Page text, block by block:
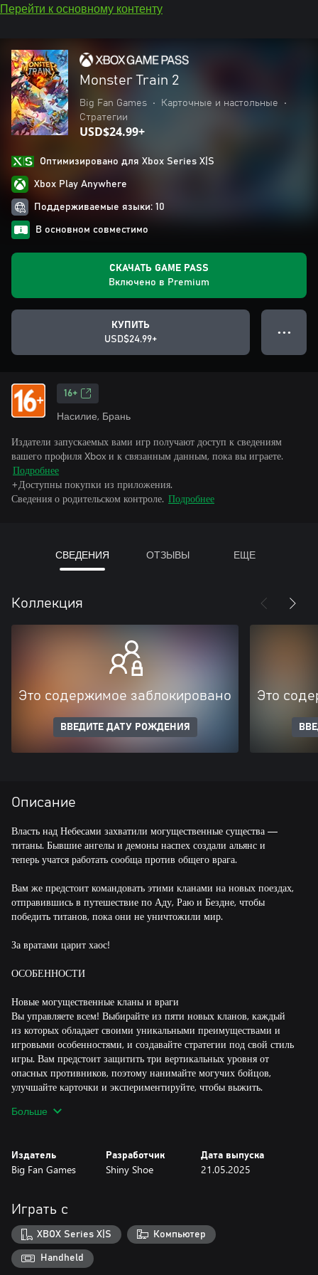
Перейти к основному контенту
Monster Train 2
Big Fan Games • Карточные и настольные
•
Стратегии
USD$24.99+
Оптимизировано для Xbox Series X|S
Xbox Play Anywhere
Поддерживаемые языки: 10
В основном совместимо
СКАЧАТЬ GAME PASS
Включено в Premium
КУПИТЬ
USD$24.99+
● ● ●
16+
Насилие, Брань
Издатели запускаемых вами игр получают доступ к сведениям
вашего профиля Xbox и к связанным данным, пока вы играете.
Подробнее
+Доступны покупки из приложения.
Сведения о родительском контроле. Подробнее
СВЕДЕНИЯ ОТЗЫВЫ ЕЩЕ
Коллекция
Это содержимое заблокировано
ВВЕДИТЕ ДАТУ РОЖДЕНИЯ
Это
Описание
Власть над Небесами захватили могущественные существа —
титаны. Бывшие ангелы и демоны наспех создали альянс и
теперь учатся работать сообща против общего врага.
Вам же предстоит командовать этими кланами на новых поездах,
отправившись в путешествие по Аду, Раю и Бездне, чтобы
победить титанов, пока они не уничтожили мир.
За вратами царит хаос!
ОСОБЕННОСТИ
Новые могущественные кланы и враги
Вы управляете всем! Выбирайте из пяти новых кланов, каждый
из которых обладает своими уникальными преимуществами и
игровыми особенностями, и создавайте стратегии под свой стиль
игры. Вам предстоит защитить три вертикальных уровня от
опасных противников, поэтому нанимайте могучих бойцов,
улучшайте карточки и экспериментируйте, чтобы выжить.
усиливают ваш поезд и предоставляют вам стратегические
преимущества над врагами. Применяемые к бойцам карты
Динамические особенности и глубина
Форпост Согласия — это оживленный центр, который вы будете
посещать после каждой поездки. Здесь вы получите доступ к
главным возможностям Monster Train 2, а также узнаете истории
персонажей и сможете продвинуться по сюжету игры.
Больше
Издатель
Big Fan Games
Разработчик
Shiny Shoe
Дата выпуска
21.05.2025
Играть с
XBOX Series X|S Компьютер
Handheld